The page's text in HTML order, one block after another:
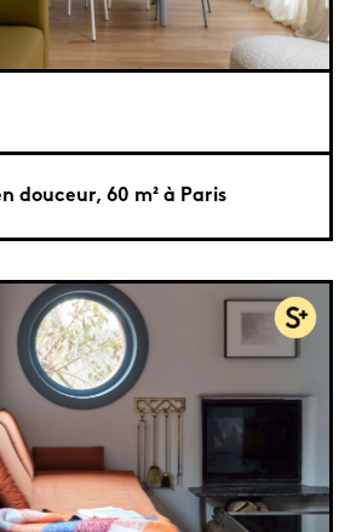
douceur, 60 m² à Paris